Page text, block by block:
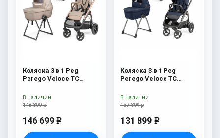
Коляска 3 в 1 Peg
Perego Veloce TC
Amour New
148 899 р
146 699 e
В наличии
Коляска 3 в 1 Peg
Perego Veloce TC
Shine
137 899 р
131 899 e
В наличии